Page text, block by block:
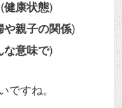
健康状態)
や親子の関係)
な意味で)
ですね。